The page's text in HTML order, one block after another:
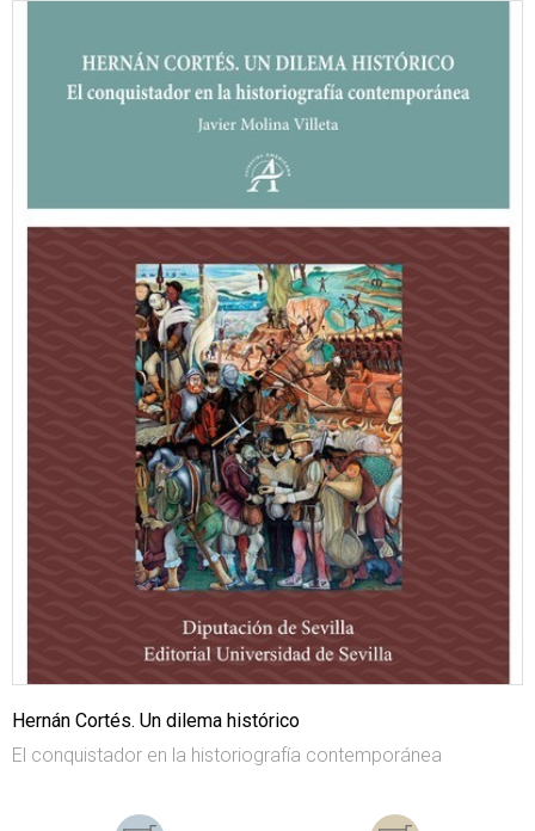
Hernán Cortés. Un dilema histórico
El conquistador en la historiografía contemporánea